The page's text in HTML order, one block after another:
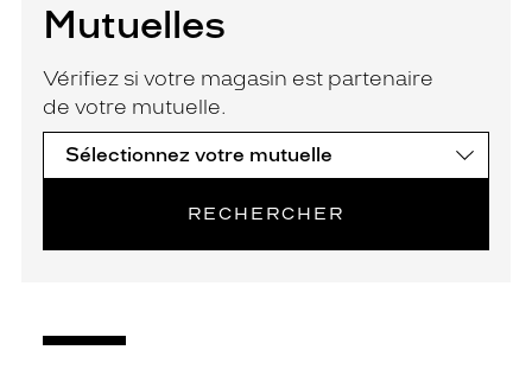
Mutuelles
Vérifiez si votre magasin est partenaire
de votre mutuelle.
RECHERCHER